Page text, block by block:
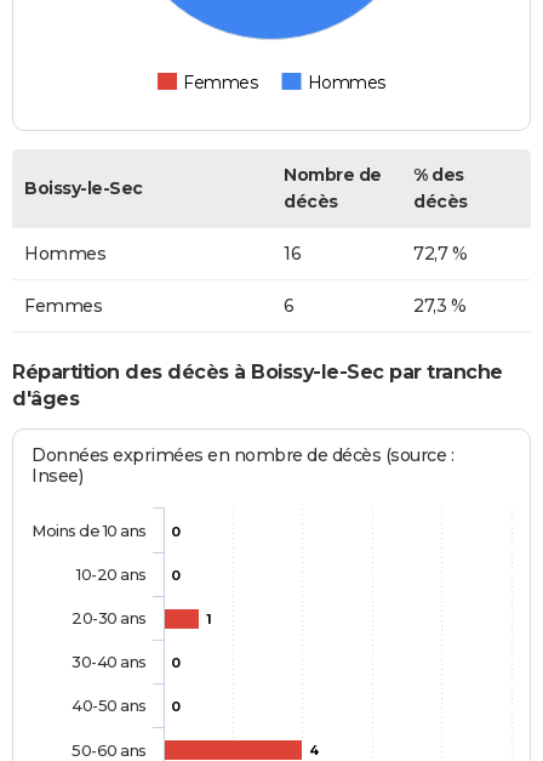
Femmes Hommes
Boissy-le-Sec
Nombre de
décès
% des
décès
Hommes 16 72,7 %
Femmes 6 27,3 %
Répartition des décès à Boissy-le-Sec par tranche
d'âges
Données exprimées en nombre de décès (source :
Insee)
0
0
1
0
0
4
Moins de 10 ans
10-20 ans
20-30 ans
30-40 ans
40-50 ans
50-60 ans